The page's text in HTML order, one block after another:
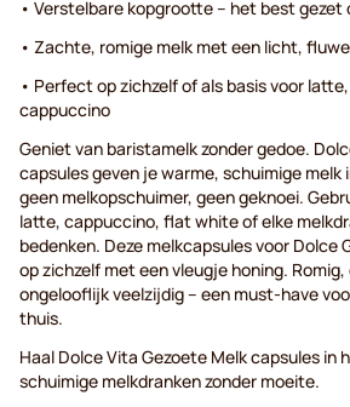
• Verstelbare kopgrootte – het best gezet
• Zachte, romige melk met een licht,
• Perfect op zichzelf of als basis voor
cappuccino
Geniet van baristamelk zonder gedoe.
capsules geven je warme, schuimige melk
geen melkopschuimer, geen geknoei.
latte, cappuccino, flat white of elke
bedenken. Deze melkcapsules voor Dolce
op zichzelf met een vleugje honing.
ongelooflijk veelzijdig – een must-have
thuis.
Haal Dolce Vita Gezoete Melk capsules in
schuimige melkdranken zonder moeite.